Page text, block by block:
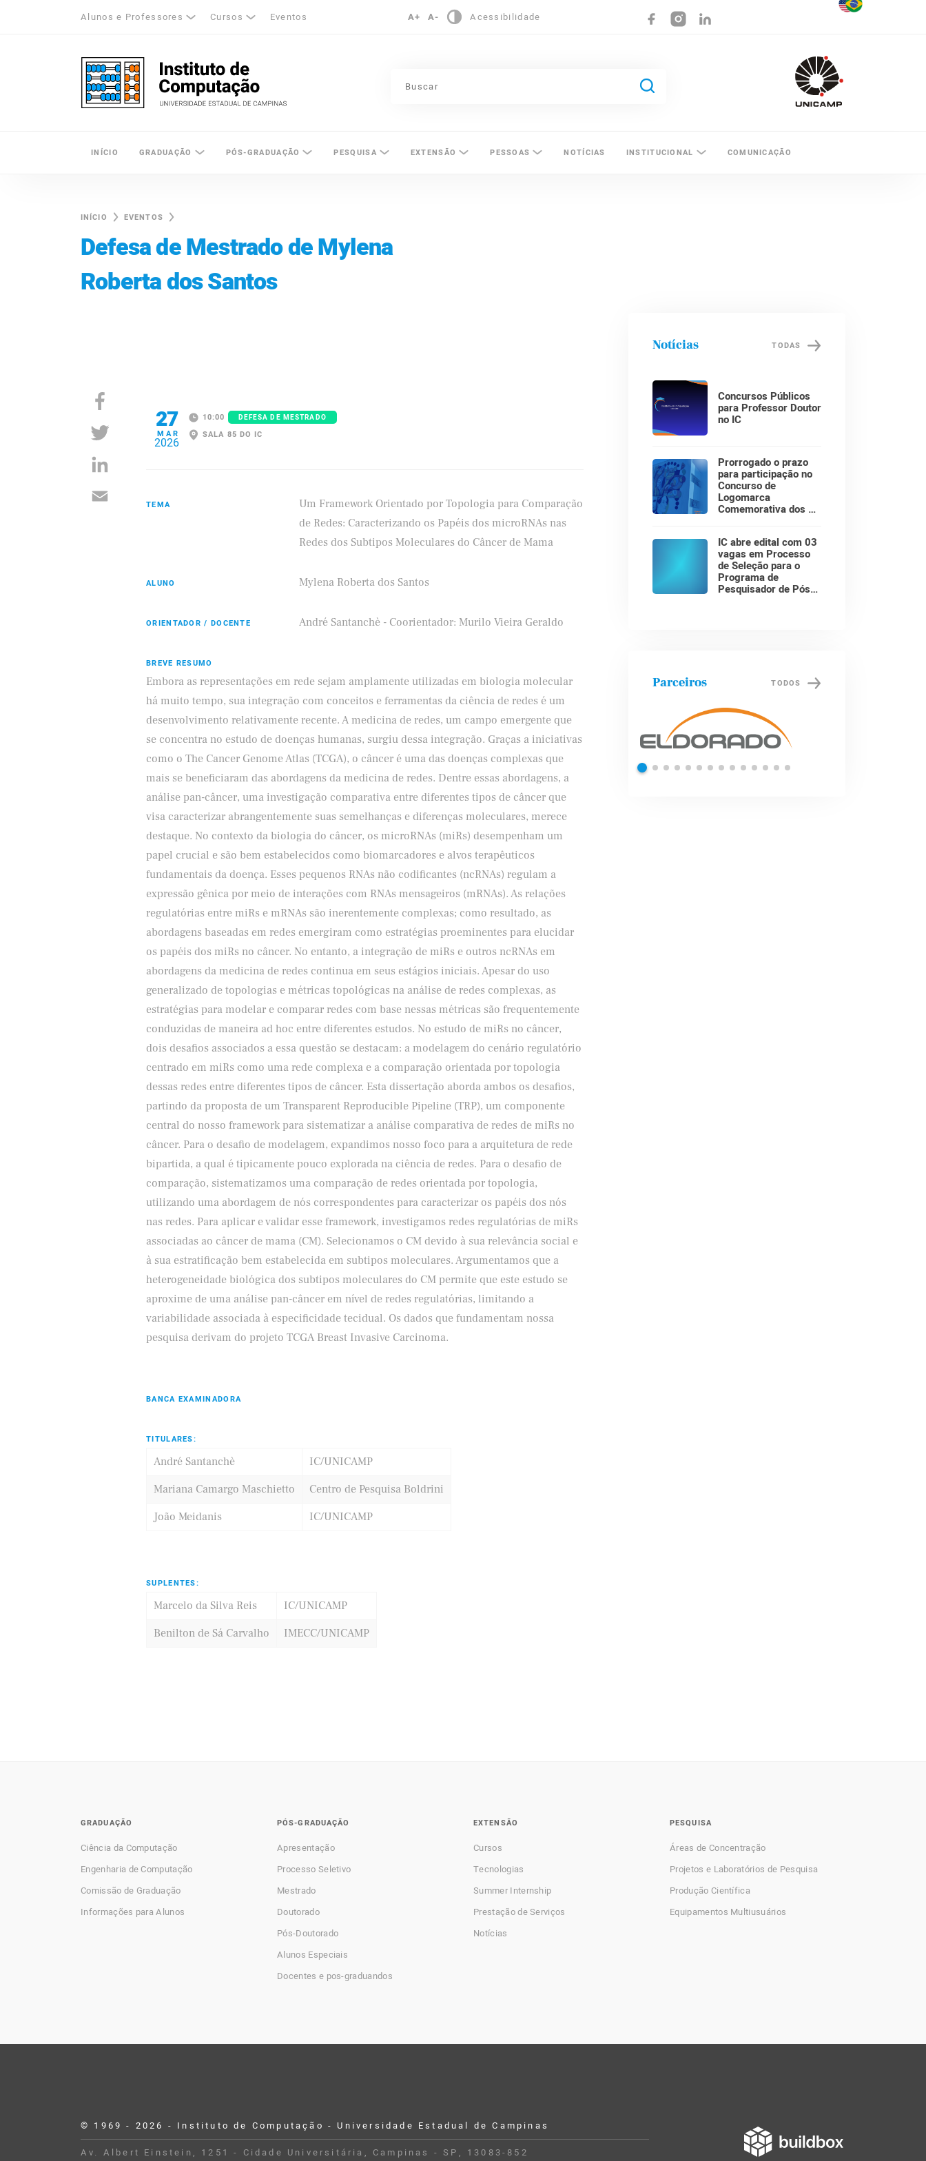
Alunos e Professores Cursos Eventos A+ A- Acessibilidade
Unicamp - Universidade Estadual de Campinas
INÍCIO GRADUAÇÃO PÓS-GRADUAÇÃO PESQUISA EXTENSÃO PESSOAS NOTÍCIAS INSTITUCIONAL COMUNICAÇÃO
INÍCIO EVENTOS
Defesa de Mestrado de Mylena
Roberta dos Santos
27
MAR
2026
10:00 DEFESA DE MESTRADO
SALA 85 DO IC
TEMA
Um Framework Orientado por Topologia para Comparação
de Redes: Caracterizando os Papéis dos microRNAs nas
Redes dos Subtipos Moleculares do Câncer de Mama
ALUNO Mylena Roberta dos Santos
ORIENTADOR / DOCENTE André Santanchè - Coorientador: Murilo Vieira Geraldo
BREVE RESUMO
Embora as representações em rede sejam amplamente utilizadas em biologia molecular
há muito tempo, sua integração com conceitos e ferramentas da ciência de redes é um
desenvolvimento relativamente recente. A medicina de redes, um campo emergente que
se concentra no estudo de doenças humanas, surgiu dessa integração. Graças a iniciativas
como o The Cancer Genome Atlas (TCGA), o câncer é uma das doenças complexas que
mais se beneficiaram das abordagens da medicina de redes. Dentre essas abordagens, a
análise pan-câncer, uma investigação comparativa entre diferentes tipos de câncer que
visa caracterizar abrangentemente suas semelhanças e diferenças moleculares, merece
destaque. No contexto da biologia do câncer, os microRNAs (miRs) desempenham um
papel crucial e são bem estabelecidos como biomarcadores e alvos terapêuticos
fundamentais da doença. Esses pequenos RNAs não codificantes (ncRNAs) regulam a
expressão gênica por meio de interações com RNAs mensageiros (mRNAs). As relações
regulatórias entre miRs e mRNAs são inerentemente complexas; como resultado, as
abordagens baseadas em redes emergiram como estratégias proeminentes para elucidar
os papéis dos miRs no câncer. No entanto, a integração de miRs e outros ncRNAs em
abordagens da medicina de redes continua em seus estágios iniciais. Apesar do uso
generalizado de topologias e métricas topológicas na análise de redes complexas, as
estratégias para modelar e comparar redes com base nessas métricas são frequentemente
conduzidas de maneira ad hoc entre diferentes estudos. No estudo de miRs no câncer,
dois desafios associados a essa questão se destacam: a modelagem do cenário regulatório
centrado em miRs como uma rede complexa e a comparação orientada por topologia
dessas redes entre diferentes tipos de câncer. Esta dissertação aborda ambos os desafios,
partindo da proposta de um Transparent Reproducible Pipeline (TRP), um componente
central do nosso framework para sistematizar a análise comparativa de redes de miRs no
câncer. Para o desafio de modelagem, expandimos nosso foco para a arquitetura de rede
bipartida, a qual é tipicamente pouco explorada na ciência de redes. Para o desafio de
comparação, sistematizamos uma comparação de redes orientada por topologia,
utilizando uma abordagem de nós correspondentes para caracterizar os papéis dos nós
nas redes. Para aplicar e validar esse framework, investigamos redes regulatórias de miRs
associadas ao câncer de mama (CM). Selecionamos o CM devido à sua relevância social e
à sua estratificação bem estabelecida em subtipos moleculares. Argumentamos que a
heterogeneidade biológica dos subtipos moleculares do CM permite que este estudo se
aproxime de uma análise pan-câncer em nível de redes regulatórias, limitando a
variabilidade associada à especificidade tecidual. Os dados que fundamentam nossa
pesquisa derivam do projeto TCGA Breast Invasive Carcinoma.
BANCA EXAMINADORA
TITULARES:
André Santanchè
IC/UNICAMP
Mariana Camargo Maschietto
Centro de Pesquisa Boldrini
João Meidanis
IC/UNICAMP
SUPLENTES:
Marcelo da Silva Reis
IC/UNICAMP
Benilton de Sá Carvalho
IMECC/UNICAMP
Notícias TODAS
Concursos Públicos
para Professor Doutor
no IC
Prorrogado o prazo
para participação no
Concurso de
Logomarca
Comemorativa dos 30
IC abre edital com 03
vagas em Processo
de Seleção para o
Programa de
Pesquisador de Pós-
Parceiros TODOS
ifood Banco Santander Shell Petrobras
GRADUAÇÃO
Ciência da Computação
Engenharia de Computação
Comissão de Graduação
Informações para Alunos
PÓS-GRADUAÇÃO
Apresentação
Processo Seletivo
Mestrado
Doutorado
Pós-Doutorado
Alunos Especiais
Docentes e pos-graduandos
EXTENSÃO
Cursos
Tecnologias
Summer Internship
Prestação de Serviços
Notícias
PESQUISA
Áreas de Concentração
Projetos e Laboratórios de Pesquisa
Produção Científica
Equipamentos Multiusuários
© 1969 - 2026 - Instituto de Computação - Universidade Estadual de Campinas
Av. Albert Einstein, 1251 - Cidade Universitária, Campinas - SP, 13083-852
Desenvolvido por Buildbox